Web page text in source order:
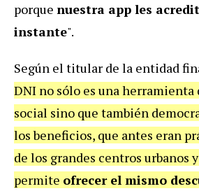
porque nuestra app les
instante".
Según el titular de la entidad
DNI no sólo es una
social sino que también
los beneficios, que antes eran
de los grandes centros urbanos
permite ofrecer el mismo